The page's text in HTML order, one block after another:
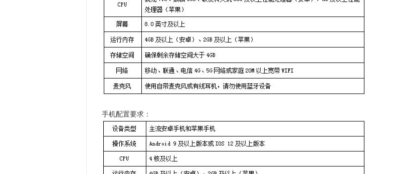
手机配置要求：